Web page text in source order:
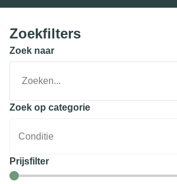
Zoekfilters
Zoek naar
Zoek op categorie
Prijsfilter